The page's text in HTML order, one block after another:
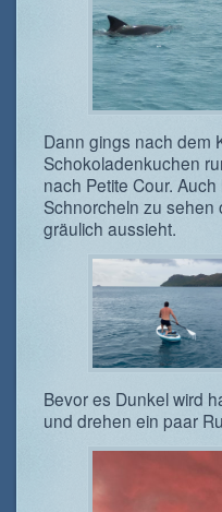
Dann gings nach dem
Schokoladenkuchen
nach Petite Cour.
Schnorcheln zu sehen
gräulich aussieht.
Bevor es Dunkel wird
und drehen ein paar